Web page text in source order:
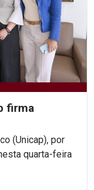
firma
(Unicap), por
quarta-feira